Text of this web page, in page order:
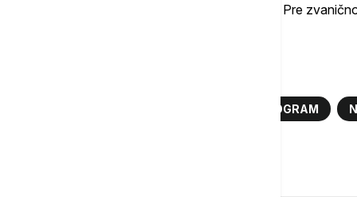
bogat muzički, zabavni i sportski program. Pre
JUTARNJI PROGRAM